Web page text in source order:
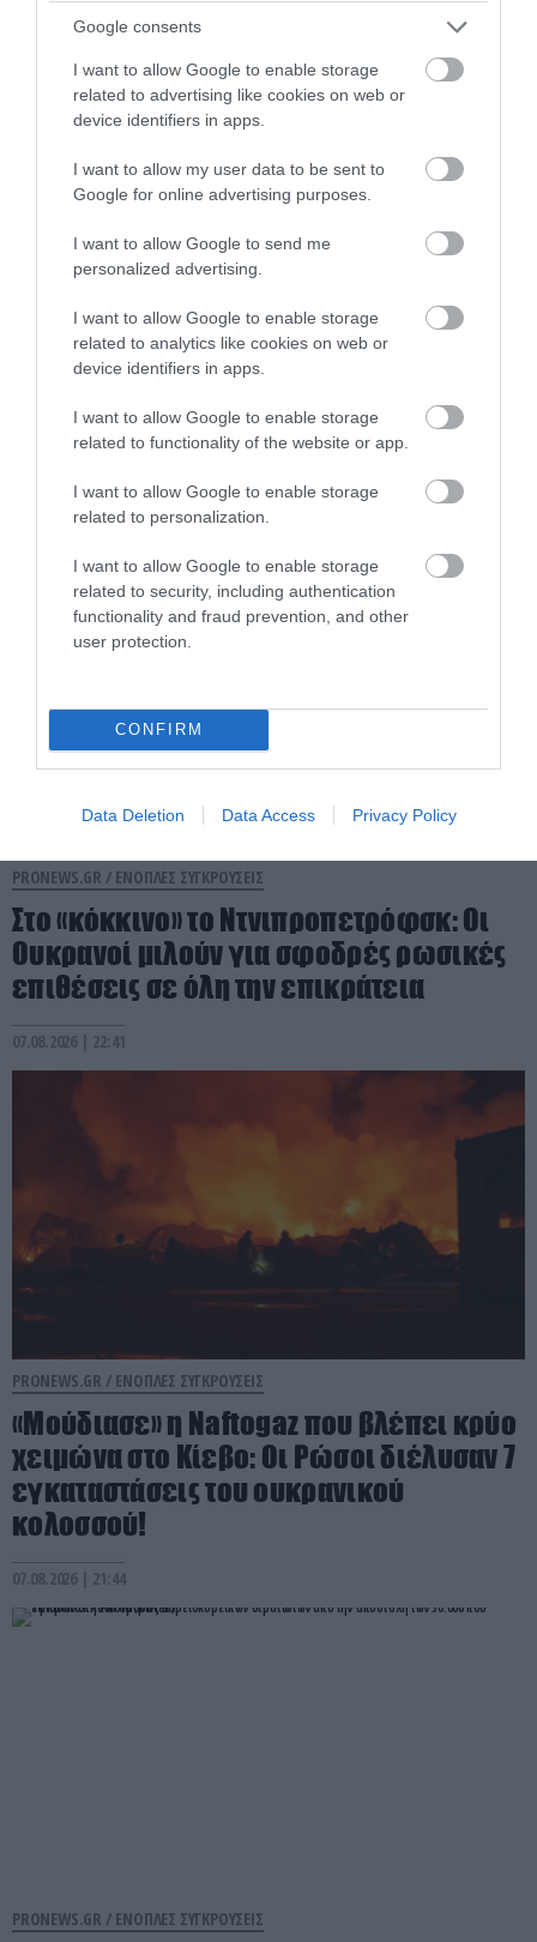
Google consents
I want to allow Google to enable storage
related to advertising like cookies on web or
device identifiers in apps.
I want to allow my user data to be sent to
Google for online advertising purposes.
I want to allow Google to send me
personalized advertising.
I want to allow Google to enable storage
related to analytics like cookies on web or
device identifiers in apps.
I want to allow Google to enable storage
related to functionality of the website or app.
I want to allow Google to enable storage
related to personalization.
I want to allow Google to enable storage
related to security, including authentication
functionality and fraud prevention, and other
user protection.
CONFIRM
Data Deletion Data Access Privacy Policy
PRONEWS.GR /ΕΝΟΠΛΕΣ ΣΥΓΚΡΟΥΣΕΙΣ
Ρωσικά πλήγματα με βαλλιστικούς
πυραύλους Iskander-M και drones σε
Κίεβο και Ντνιπροπετρόφσκ: Ισχυρές
εκρήξεις
PRONEWS.GR / ΕΝΟΠΛΕΣ ΣΥΓΚΡΟΥΣΕΙΣ
Στο «κόκκινο» το Ντνιπροπετρόφσκ: Οι
Ουκρανοί μιλούν για σφοδρές ρωσικές
επιθέσεις σε όλη την επικράτεια
07.08.2026 | 22:41
PRONEWS.GR / ΕΝΟΠΛΕΣ ΣΥΓΚΡΟΥΣΕΙΣ
«Μούδιασε» η Naftogaz που βλέπει κρύο
χειμώνα στο Κίεβο: Οι Ρώσοι διέλυσαν 7
εγκαταστάσεις του ουκρανικού
κολοσσού!
07.08.2026 | 21:44
PRONEWS.GR / ΕΝΟΠΛΕΣ ΣΥΓΚΡΟΥΣΕΙΣ